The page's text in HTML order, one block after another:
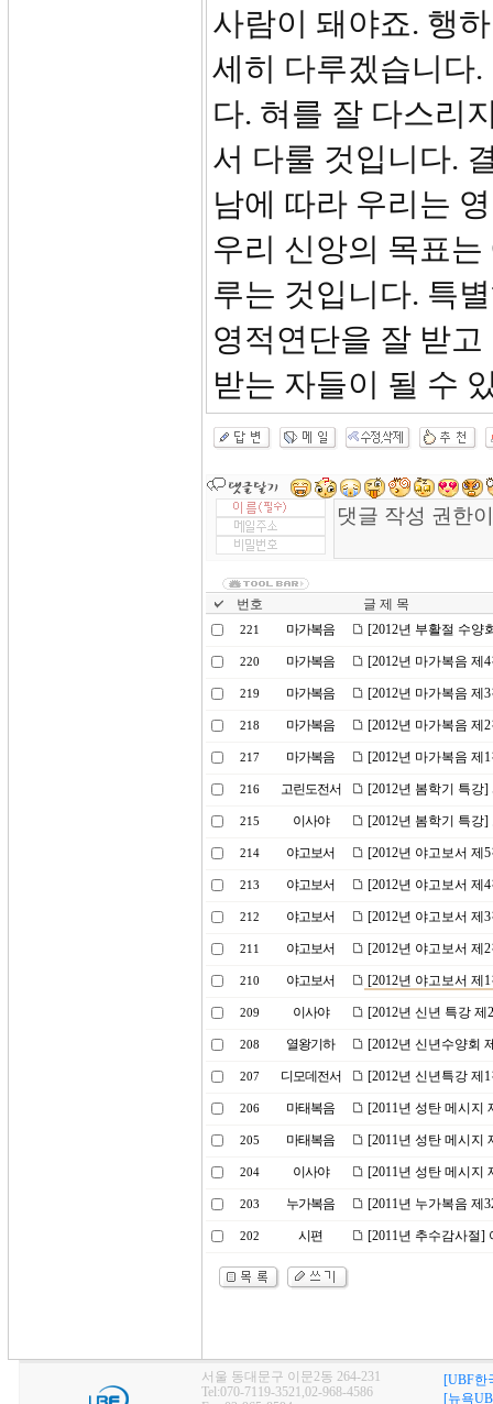
사람이 돼야죠. 행
세히 다루겠습니다
다. 혀를 잘 다스리
서 다룰 것입니다.
남에 따라 우리는
우리 신앙의 목표
루는 것입니다. 특
영적연단을 잘 받
받는 자들이 될 수
번호 글 제 목
221 마가복음 [2012년 부활절 수양
220 마가복음 [2012년 마가복음 제
219 마가복음 [2012년 마가복음 제
218 마가복음 [2012년 마가복음 제
217 마가복음 [2012년 마가복음 제
216 고린도전서 [2012년 봄학기 특강
215 이사야 [2012년 봄학기 특강
214 야고보서 [2012년 야고보서 제
213 야고보서 [2012년 야고보서 제
212 야고보서 [2012년 야고보서 제
211 야고보서 [2012년 야고보서 제
210 야고보서 [2012년 야고보서 제
209 이사야 [2012년 신년 특강
208 열왕기하 [2012년 신년수양회
207 디모데전서 [2012년 신년특강 제
206 마태복음 [2011년 성탄 메시지
205 마태복음 [2011년 성탄 메시지
204 이사야 [2011년 성탄 메시지
203 누가복음 [2011년 누가복음 제
202 시편 [2011년 추수감사절]
서울 동대문구 이문2동 264-231
Tel:070-7119-3521,02-968-4586
[UBF한
[뉴욕